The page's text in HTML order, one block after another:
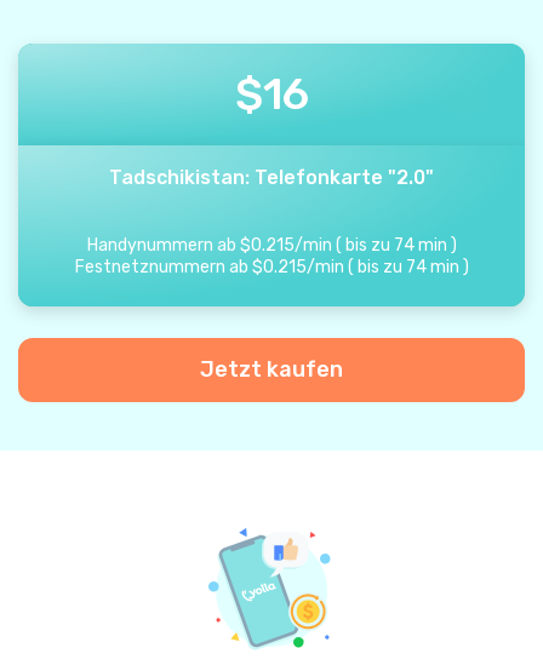
$16
Tadschikistan: Telefonkarte "2.0"
Handynummern ab $0.215/min ( bis zu 74 min )
Festnetznummern ab $0.215/min ( bis zu 74 min )
Jetzt kaufen